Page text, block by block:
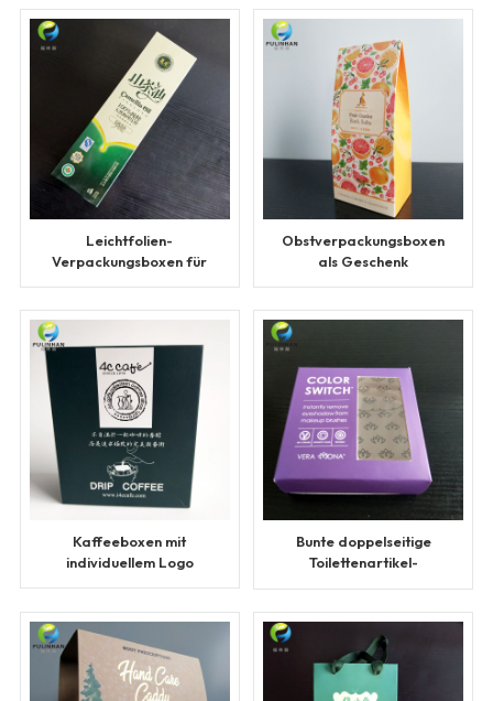
Leichtfolien-
Verpackungsboxen für
Obstverpackungsboxen
als Geschenk
Kaffeeboxen mit
individuellem Logo
Bunte doppelseitige
Toilettenartikel-